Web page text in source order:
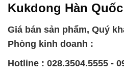
Kukdong Hàn
Giá bán sản phẩm, Quý
Phòng kinh doanh :
Hotline : 028.3504.5555 -